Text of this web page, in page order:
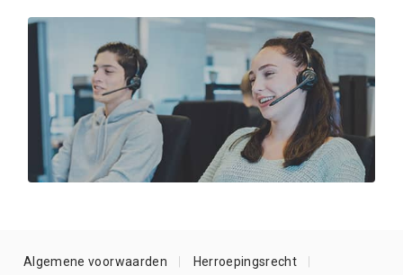
Algemene voorwaarden Herroepingsrecht